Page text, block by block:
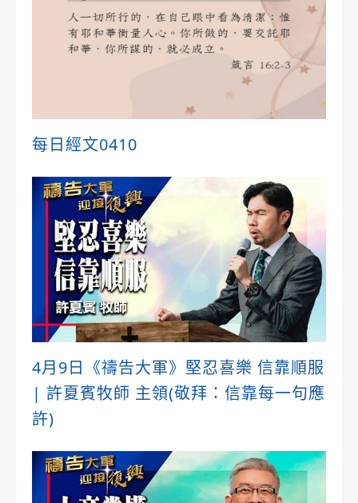
每日經文0410
4月9日《禱告大軍》堅忍喜樂 信靠順服
| 許夏賓牧師 主領(敬拜：信靠每一句應
許)